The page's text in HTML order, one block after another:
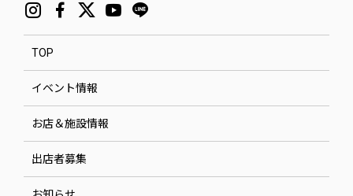
TOP
イベント情報
お店＆施設情報
出店者募集